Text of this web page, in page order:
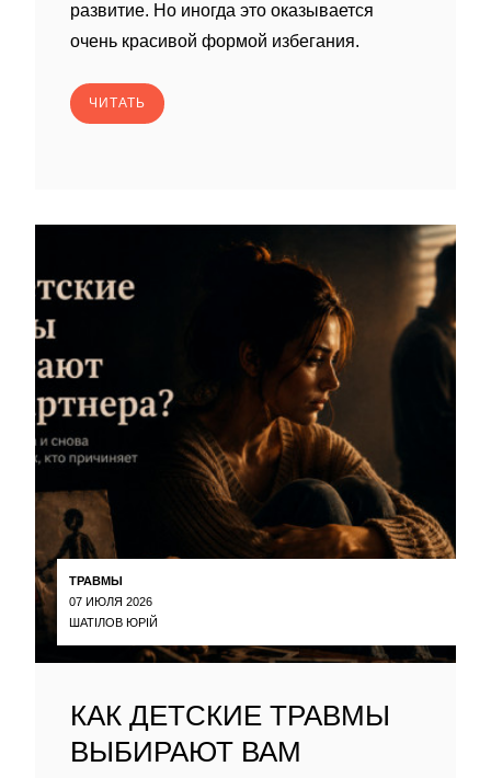
развитие. Но иногда это оказывается
очень красивой формой избегания.
ЧИТАТЬ
ТРАВМЫ
07 ИЮЛЯ 2026
ШАТІЛОВ ЮРІЙ
КАК ДЕТСКИЕ ТРАВМЫ
ВЫБИРАЮТ ВАМ